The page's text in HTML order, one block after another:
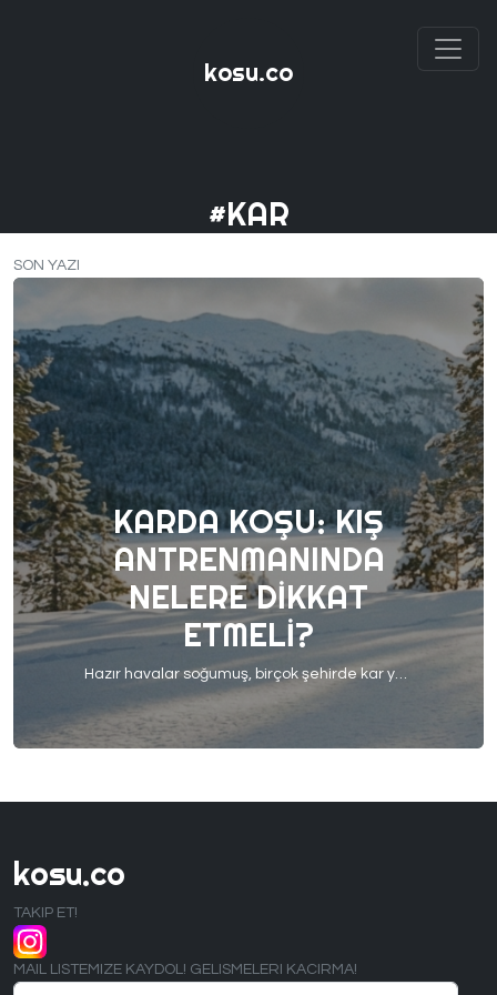
kosu.co
#KAR
SON YAZI
KARDA KOŞU: KIŞ
ANTRENMANINDA
NELERE DIKKAT
ETMELI?
Hazır havalar soğumuş, birçok şehirde kar yağışları başlamışken, karda koşu konusu yeniden gündeme geliyor. Beyaz bir zeminde koşmanın verdiği huzur ve keyif, doğru önlemler alınmadığında yerini kayganlık, düşme ve sakatlık riskine bırakabiliyor. Bu yüzden karda koşmak, hızdan çok kontrolün ve farkındalığın ön planda olması gereken özel bir antrenman türü. Soğuk hava kasların daha geç ısınmasına […]
kosu.co
TAKIP ET!
MAIL LISTEMIZE KAYDOL! GELISMELERI KACIRMA!